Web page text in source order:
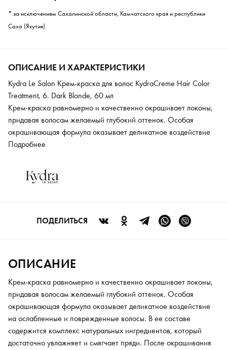
* за исключением Сахалинской области, Камчатского края и республики
Саха (Якутия).
ОПИСАНИЕ И ХАРАКТЕРИСТИКИ
Kydra Le Salon Крем-краска для волос KydraCreme Hair Color
Treatment, 6. Dark Blonde, 60 мл
Крем-краска равномерно и качественно окрашивает локоны,
придавая волосам желаемый глубокий оттенок. Особая
окрашивающая формула оказывает деликатное воздействие
на ослабленные и поврежденные волосы. В ее составе
достаточно увлажняет и смягчает пряди. После окрашивания
локоны приобретают стойкий насыщенный оттенок с
Подробнее
ПОДЕЛИТЬСЯ
ОПИСАНИЕ
Крем-краска равномерно и качественно окрашивает локоны,
придавая волосам желаемый глубокий оттенок. Особая
окрашивающая формула оказывает деликатное воздействие
на ослабленные и поврежденные волосы. В ее составе
содержится комплекс натуральных ингредиентов, который
достаточно увлажняет и смягчает пряди. После окрашивания